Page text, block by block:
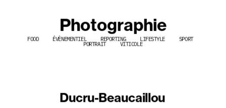
Photographie
FOOD     ÉVÈNEMENTIEL     REPORTING     LIFESTYLE     SPORT
PORTRAIT     VITICOLE
Ducru-Beaucaillou